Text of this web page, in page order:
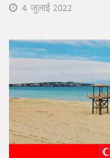
4. जुलाई 2022